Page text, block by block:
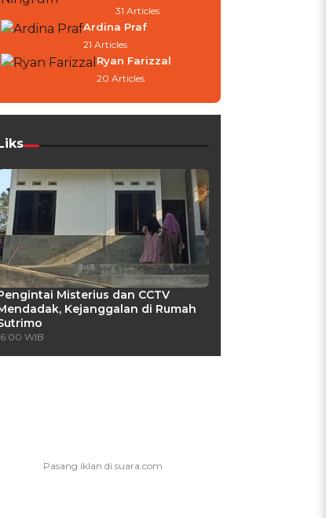
31 Articles
Ardina Praf
21 Articles
Ryan Farizzal
20 Articles
Misterius dan CCTV
Kejanggalan di Rumah
WIB